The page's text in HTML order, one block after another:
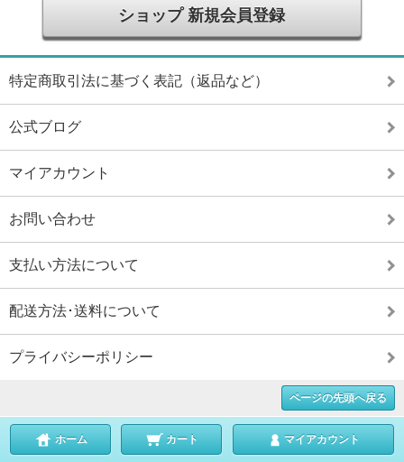
ショップ 新規会員登録
特定商取引法に基づく表記（返品など）
公式ブログ
マイアカウント
お問い合わせ
支払い方法について
配送方法･送料について
プライバシーポリシー
ページの先頭へ戻る
ホーム カート マイアカウント